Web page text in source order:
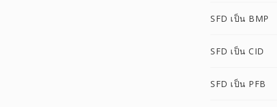
SFD เป็น BMP
SFD เป็น CID
SFD เป็น PFB